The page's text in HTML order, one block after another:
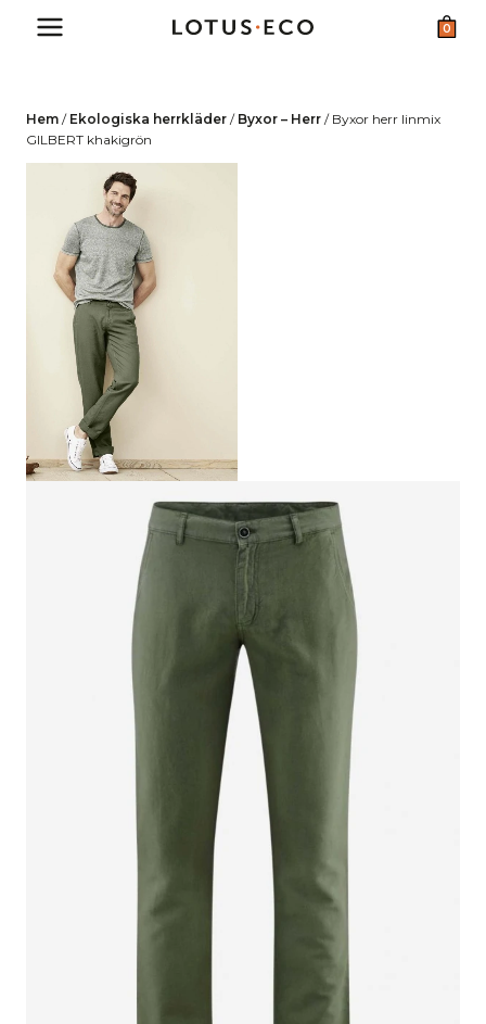
0
Hem / Ekologiska herrkläder / Byxor – Herr / Byxor herr linmix
GILBERT khakigrön